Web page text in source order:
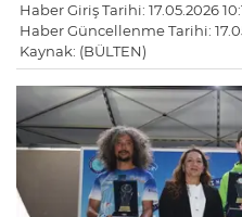
Haber Giriş Tarihi: 17.05.2026
Haber Güncellenme Tarihi:
Kaynak: (BÜLTEN)